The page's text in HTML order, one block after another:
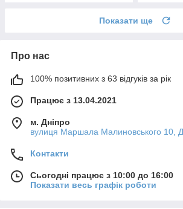
Показати ще
Про нас
100% позитивних з 63 відгуків за рік
Працює з 13.04.2021
м. Дніпро
вулиця Маршала Малиновського 10,
Контакти
Сьогодні працює з 10:00 до 16:00
Показати весь графік роботи